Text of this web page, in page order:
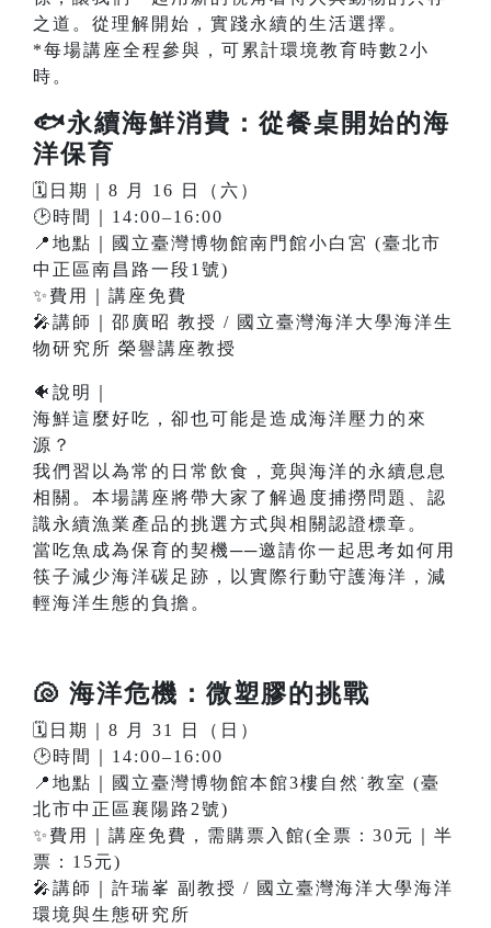
之道。從理解開始，實踐永續的生活選擇。
*每場講座全程參與，可累計環境教育時數2小
時。
🐟永續海鮮消費：從餐桌開始的海
洋保育
🗓️日期｜8 月 16 日（六）
🕑時間｜14:00–16:00
📍地點｜國立臺灣博物館南門館小白宮 (臺北市
中正區南昌路一段1號)
✨費用｜講座免費
🎤講師｜邵廣昭 教授 / 國立臺灣海洋大學海洋生
物研究所 榮譽講座教授
🐠說明｜
海鮮這麼好吃，卻也可能是造成海洋壓力的來
源？
我們習以為常的日常飲食，竟與海洋的永續息息
相關。本場講座將帶大家了解過度捕撈問題、認
識永續漁業產品的挑選方式與相關認證標章。
當吃魚成為保育的契機──邀請你一起思考如何用
筷子減少海洋碳足跡，以實際行動守護海洋，減
輕海洋生態的負擔。
🐚 海洋危機：微塑膠的挑戰
🗓️日期｜8 月 31 日（日）
🕑時間｜14:00–16:00
📍地點｜國立臺灣博物館本館3樓自然˙教室 (臺
北市中正區襄陽路2號)
✨費用｜講座免費，需購票入館(全票：30元｜半
票：15元)
🎤講師｜許瑞峯 副教授 / 國立臺灣海洋大學海洋
環境與生態研究所